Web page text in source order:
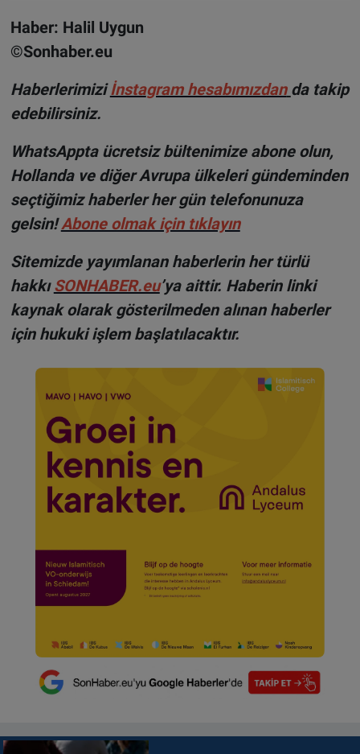
Haber: Halil Uygun
©Sonhaber.eu
Haberlerimizi İnstagram hesabımızdan da takip
edebilirsiniz.
WhatsAppta ücretsiz bültenimize abone olun,
Hollanda ve diğer Avrupa ülkeleri gündeminden
seçtiğimiz haberler her gün telefonunuza
gelsin!Abone olmak için tıklayın
Sitemizde yayımlanan haberlerin her türlü
hakkıSONHABER.eu’ya aittir. Haberin linki
kaynak olarak gösterilmeden alınan haberler
için hukuki işlem başlatılacaktır.